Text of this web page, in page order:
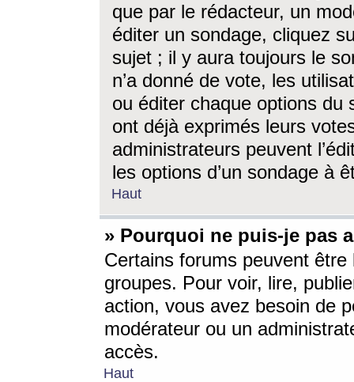
que par le rédacteur, un
éditer un sondage, cliquez
sujet ; il y aura toujours le
n’a donné de vote, les
ou éditer chaque options du
ont déjà exprimés leurs
administrateurs peuvent
les options d’un sondage à
Haut
» Pourquoi ne puis-je pas
Certains forums peuvent être
groupes. Pour voir, lire,
action, vous avez besoin de
modérateur ou un
accès.
Haut